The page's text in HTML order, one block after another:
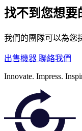
找不到您想要
我們的團隊可以為您
出售機器 聯絡我們
Innovate. Impress.